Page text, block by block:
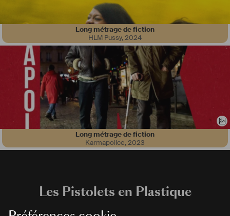
Long métrage de fiction
HLM Pussy,2024
Long métrage de fiction
Karmapolice,2023
Les Pistolets en Plastique